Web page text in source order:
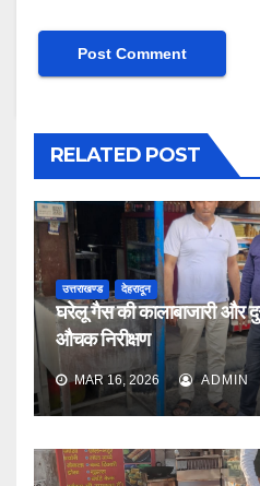
RELATED POST
उत्तराखण्ड देहरादून
घरेलू गैस की कालाबाजारी और
औचक निरीक्षण
MAR 16, 2026 ADMIN